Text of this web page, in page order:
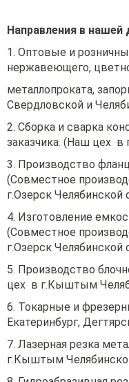
Направления в нашей
1. Оптовые и
нержавеющего,
металлопроката,
Свердловской и
2. Сборка и сварка
заказчика. (Наш цех в
3. Производство
(Совместное
г.Озерск Челябинской
4. Изготовление
(Совместное
г.Озерск Челябинской
5. Производство
цех в г.Кыштым
6. Токарные и
Екатеринбург,
7. Лазерная резка
г.Кыштым